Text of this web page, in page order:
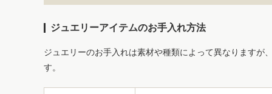
ジュエリーアイテムのお手入れ方法
ジュエリーのお手入れは素材や種類によって異なりますが
す。